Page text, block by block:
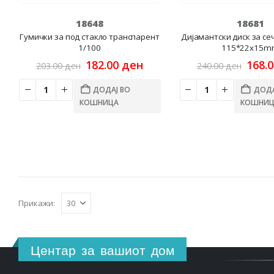
18648
Гумички за под стакло транспарент
1/100
203.00ден Original
was:
203.00 ден.
182.00 денCurrent
182.00 ден.
ДОДАЈ ВО
КОШНИЦА
18681
Дијамантски диск за
240.00ден
was:
Прикажи:
Центар за вашиот дом